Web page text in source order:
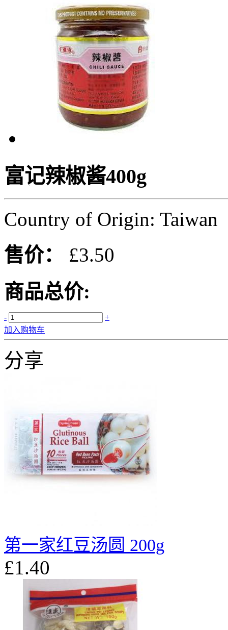
富记辣椒酱400g
Country of Origin: Taiwan
售价：
£3.50
商品总价:
-
+
加入购物车
分享
第一家红豆汤圆 200g
£1.40